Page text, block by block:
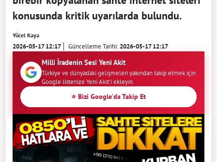
konusunda kritik uyarılarda bulundu.
Yücel Kaya
2026-05-17 12:17 Güncelleme Tarihi:2026-05-17 12:17
Milli İradenin Sesi Yeni Akit
Türkiye ve dünyadaki gelişmeleri yakından takip etmek için
Google listenize Yeni Akit'i ekleyin.
⭐ Bizi Google'da Takip Et